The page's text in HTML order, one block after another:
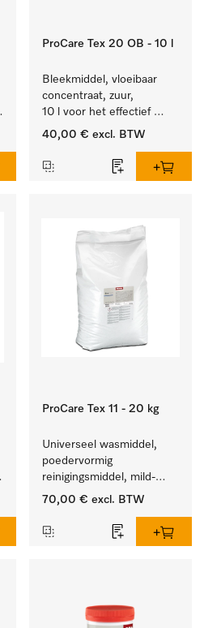
ProCare Tex 20 OB - 10 l
Bleekmiddel, vloeibaar
concentraat, zuur,
10 l voor het effectief
verwijderen van
40,00 € excl. BTW
ProCare Tex 11 - 20 kg
Universeel wasmiddel,
poedervormig
reinigingsmiddel, mild-
alkalisch, 20 kg voor het
en kleurechte bonte was.
70,00 € excl. BTW